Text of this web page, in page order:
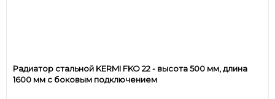
Радиатор стальной KERMI FKO 22 - высота 500 мм, длина
1600 мм с боковым подключением